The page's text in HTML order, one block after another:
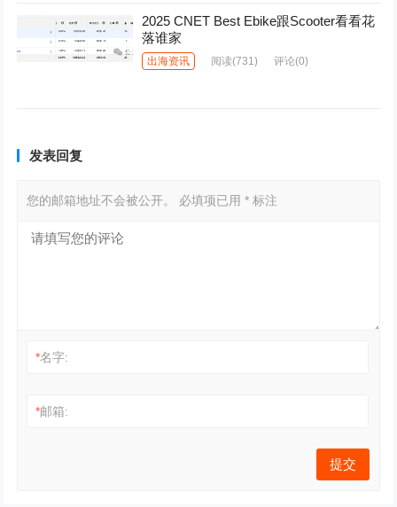
2025 CNET Best Ebike跟Scooter看看花
落谁家
出海资讯 阅读(731) 评论(0)
发表回复
您的邮箱地址不会被公开。 必填项已用* 标注
*名字:
*邮箱: